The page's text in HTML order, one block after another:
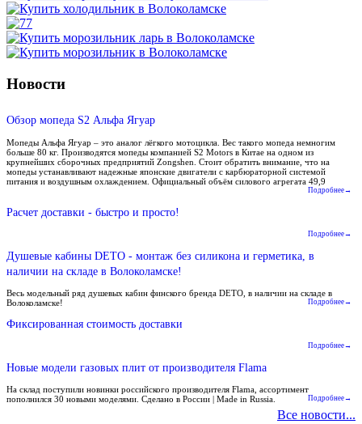
Новости
Обзор мопеда S2 Альфа Ягуар
Мопеды Альфа Ягуар – это аналог лёгкого мотоцикла. Вес такого мопеда немногим
больше 80 кг. Производятся мопеды компанией S2 Motors в Китае на одном из
крупнейших сборочных предприятий Zongshen. Стоит обратить внимание, что на
мопеды устанавливают надежные японские двигатели с карбюраторной системой
питания и воздушным охлаждением. Официальный объём силового агрегата 49,9
Подробнее→
Расчет доставки - быстро и просто!
Подробнее→
Душевые кабины DETO - монтаж без силикона и герметика, в
наличии на складе в Волоколамске!
Весь модельный ряд душевых кабин финского бренда DETO, в наличии на складе в
Волоколамске!
Подробнее→
Фиксированная стоимость доставки
Подробнее→
Новые модели газовых плит от производителя Flama
На склад поступили новинки российского производителя Flama, ассортимент
пополнился 30 новыми моделями. Сделано в России | Made in Russia.
Подробнее→
Все новости...